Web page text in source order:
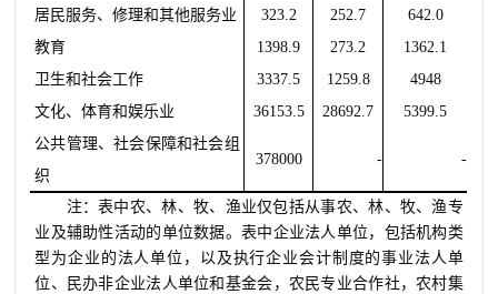
居民服务、修理和其他服务业
323.2 252.7
642.0
教育
1398.9 273.2
1362.1
卫生和社会工作
3337.5 1259.8 4948
文化、体育和娱乐业
36153.5 28692.7
5399.5
公共管理、社会保障和社会组
织
378000 - -
注：表中农、林、牧、渔业仅包括从事农、林、牧、渔专
业及辅助性活动的单位数据。表中企业法人单位，包括机构类
型为企业的法人单位，以及执行企业会计制度的事业法人单
位、民办非企业法人单位和基金会，农民专业合作社，农村集